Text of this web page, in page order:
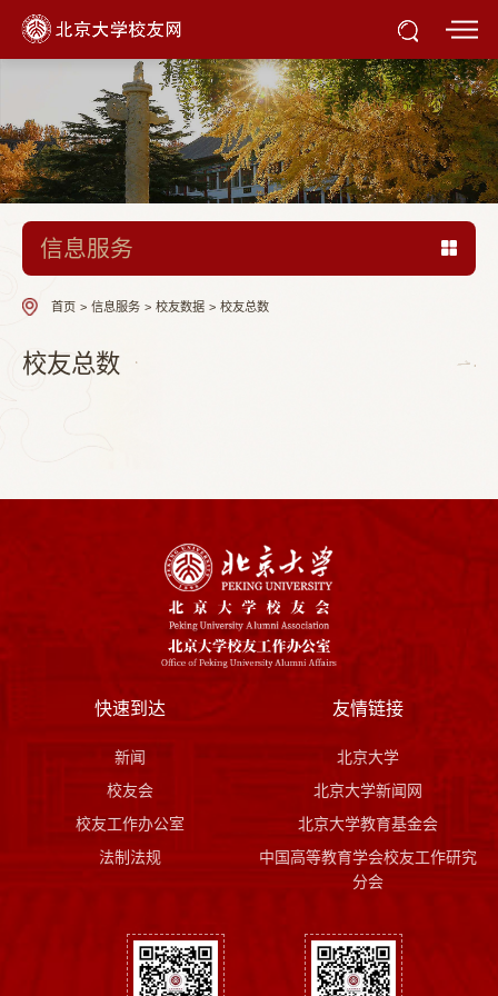
信息服务
首页 > 信息服务 > 校友数据 > 校友总数
校友总数
快速到达
新闻
校友会
校友工作办公室
法制法规
友情链接
北京大学
北京大学新闻网
北京大学教育基金会
中国高等教育学会校友工作研究
分会